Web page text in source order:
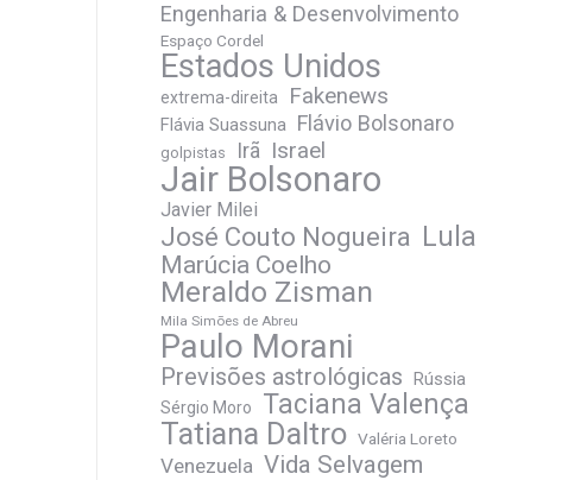
Engenharia & Desenvolvimento
Espaço Cordel
Estados Unidos
extrema-direita Fakenews
Flávia Suassuna Flávio Bolsonaro
golpistas Irã Israel
Jair Bolsonaro
Javier Milei
José Couto Nogueira Lula
Marúcia Coelho
Meraldo Zisman
Mila Simões de Abreu
Paulo Morani
Previsões astrológicas Rússia
Sérgio Moro Taciana Valença
Tatiana Daltro Valéria Loreto
Venezuela Vida Selvagem